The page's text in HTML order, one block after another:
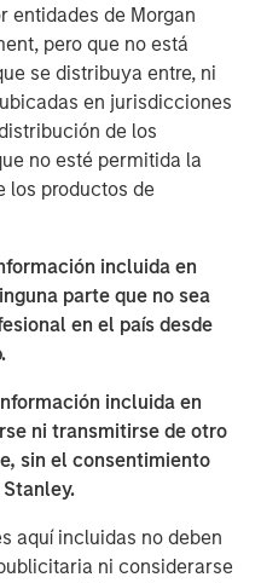
entidades de Morgan
pero que no está
se distribuya entre, ni
en jurisdicciones
de los
no esté permitida la
los productos de
incluida en
parte que no sea
en el país desde
incluida en
ni transmitirse de otro
sin el consentimiento
aquí incluidas no deben
ni considerarse
Adam Shaw, Managing
at MSCP, said:
platform with a
and consistent execution
We are excited
team to support
strengthen the
elevate the customer
service delivery across
accounts.”
Morgan Stanley Capital
and extend Security
security integration.
thoughtful M&A, and
maintaining the culture